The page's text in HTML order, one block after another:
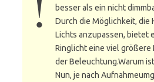
besser als ein nicht
Durch die Möglichkeit, die
Lichts anzupassen, bietet
Ringlicht eine viel größere
der Beleuchtung.Warum
Nun, je nach